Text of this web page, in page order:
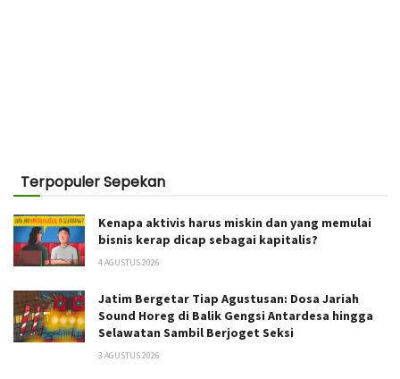
Terpopuler Sepekan
Kenapa aktivis harus miskin dan yang memulai
bisnis kerap dicap sebagai kapitalis?
4 AGUSTUS 2026
Jatim Bergetar Tiap Agustusan: Dosa Jariah
Sound Horeg di Balik Gengsi Antardesa hingga
Selawatan Sambil Berjoget Seksi
3 AGUSTUS 2026